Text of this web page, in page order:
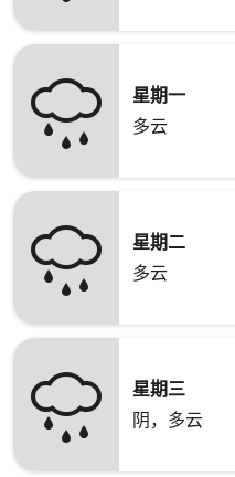
星期一
多云
星期二
多云
星期三
阴，多云